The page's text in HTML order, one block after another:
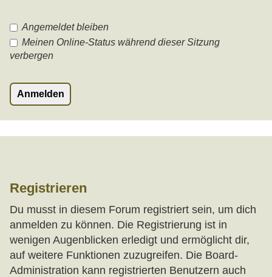
Angemeldet bleiben
Meinen Online-Status während dieser Sitzung
verbergen
Registrieren
Du musst in diesem Forum registriert sein, um dich
anmelden zu können. Die Registrierung ist in
wenigen Augenblicken erledigt und ermöglicht dir,
auf weitere Funktionen zuzugreifen. Die Board-
Administration kann registrierten Benutzern auch